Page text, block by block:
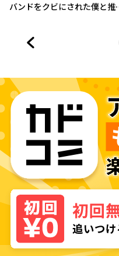
バンドをクビにされた僕と推